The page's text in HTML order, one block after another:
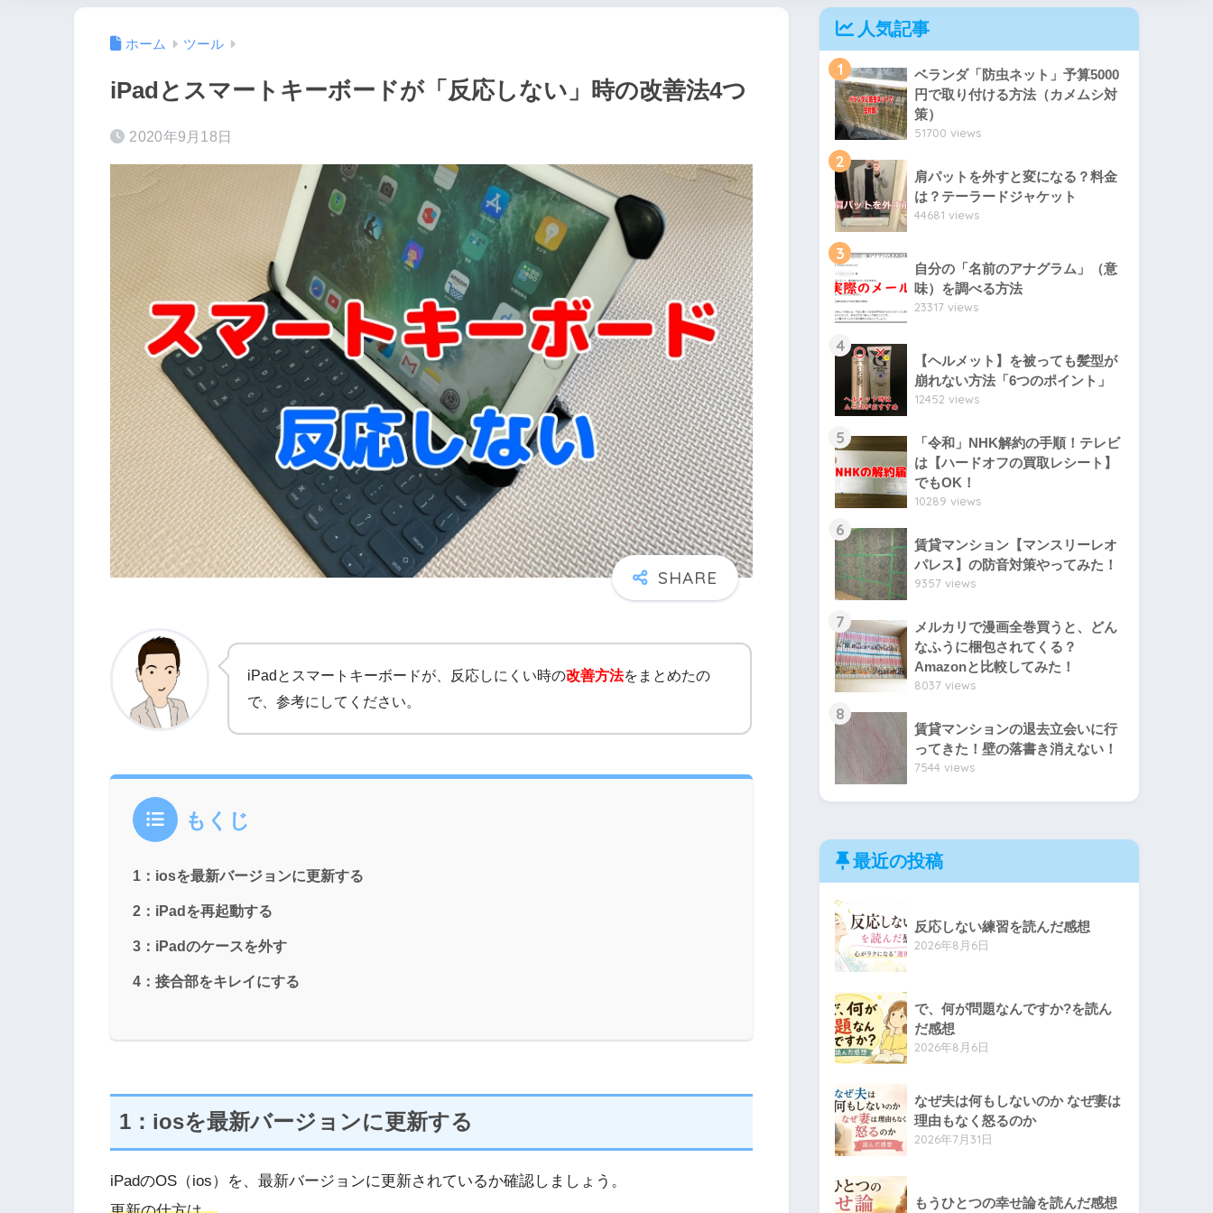
ホーム ツール
iPadとスマートキーボードが「反応しない」時の改善法4つ
2020年9月18日
iPadとスマートキーボードが、反応しにくい時の改善方法をまとめたの
で、参考にしてください。
もくじ
1：iosを最新バージョンに更新する
2：iPadを再起動する
3：iPadのケースを外す
4：接合部をキレイにする
1：iosを最新バージョンに更新する
iPadのOS（ios）を、最新バージョンに更新されているか確認しましょう。
人気記事
1
ベランダ「防虫ネット」予算5000
円で取り付ける方法（カメムシ対
策）
51700 views
2
肩パットを外すと変になる？料金
は？テーラードジャケット
44681 views
3
自分の「名前のアナグラム」（意
味）を調べる方法
23317 views
4
【ヘルメット】を被っても髪型が
崩れない方法「6つのポイント」
12452 views
5
「令和」NHK解約の手順！テレビ
は【ハードオフの買取レシート】
でもOK！
10289 views
6
賃貸マンション【マンスリーレオ
パレス】の防音対策やってみた！
9357 views
7
メルカリで漫画全巻買うと、どん
なふうに梱包されてくる？
Amazonと比較してみた！
8037 views
8
賃貸マンションの退去立会いに行
ってきた！壁の落書き消えない！
7544 views
最近の投稿
反応しない練習を読んだ感想
2026年8月6日
で、何が問題なんですか?を読ん
だ感想
2026年8月6日
なぜ夫は何もしないのか なぜ妻は
理由もなく怒るのか
2026年7月31日
もうひとつの幸せ論を読んだ感想